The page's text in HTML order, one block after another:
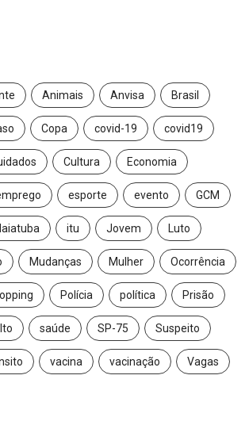
Animais Anvisa Brasil
Copa covid-19 covid19
Cultura Economia
esporte evento GCM
itu Jovem Luto
Mudanças Mulher Ocorrência
Polícia política Prisão
saúde SP-75 Suspeito
vacina vacinação Vagas